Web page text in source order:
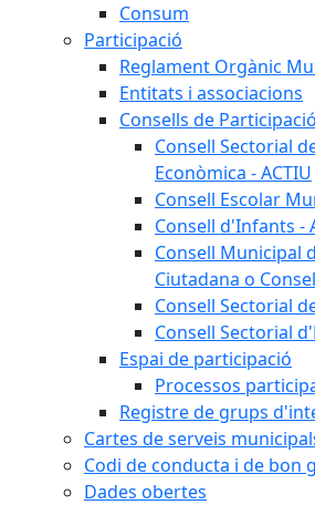
Consum
Participació
Reglament Orgànic
Entitats i associacions
Consells de Participació
Consell Sectorial
Econòmica - ACTIU
Consell Escolar
Consell d'Infants -
Consell Municipal
Ciutadana o
Consell Sectorial
Consell Sectorial
Espai de participació
Processos
Registre de grups
Cartes de serveis
Codi de conducta i de bon
Dades obertes